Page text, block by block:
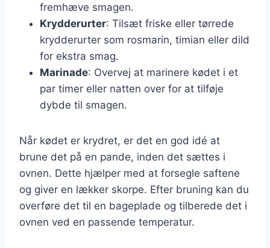
fremhæve smagen.
Krydderurter: Tilsæt friske eller tørrede
krydderurter som rosmarin, timian eller dild
for ekstra smag.
Marinade: Overvej at marinere kødet i et
par timer eller natten over for at tilføje
dybde til smagen.
Når kødet er krydret, er det en god idé at
brune det på en pande, inden det sættes i
ovnen. Dette hjælper med at forsegle saftene
og giver en lækker skorpe. Efter bruning kan du
overføre det til en bageplade og tilberede det i
ovnen ved en passende temperatur.